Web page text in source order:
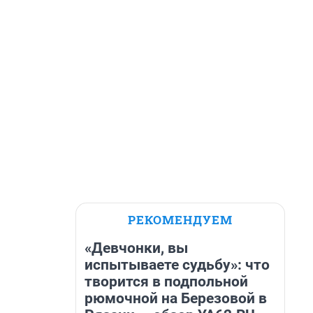
РЕКОМЕНДУЕМ
«Девчонки, вы
испытываете судьбу»: что
творится в подпольной
рюмочной на Березовой в